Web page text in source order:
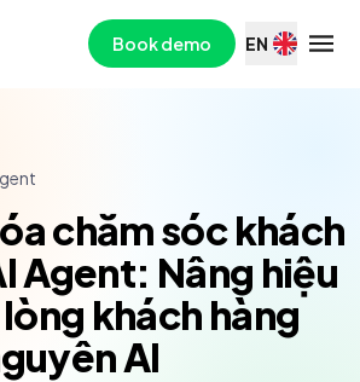
Book demo EN
chăm sóc khách
Agent: Nâng hiệu
khách hàng
AI